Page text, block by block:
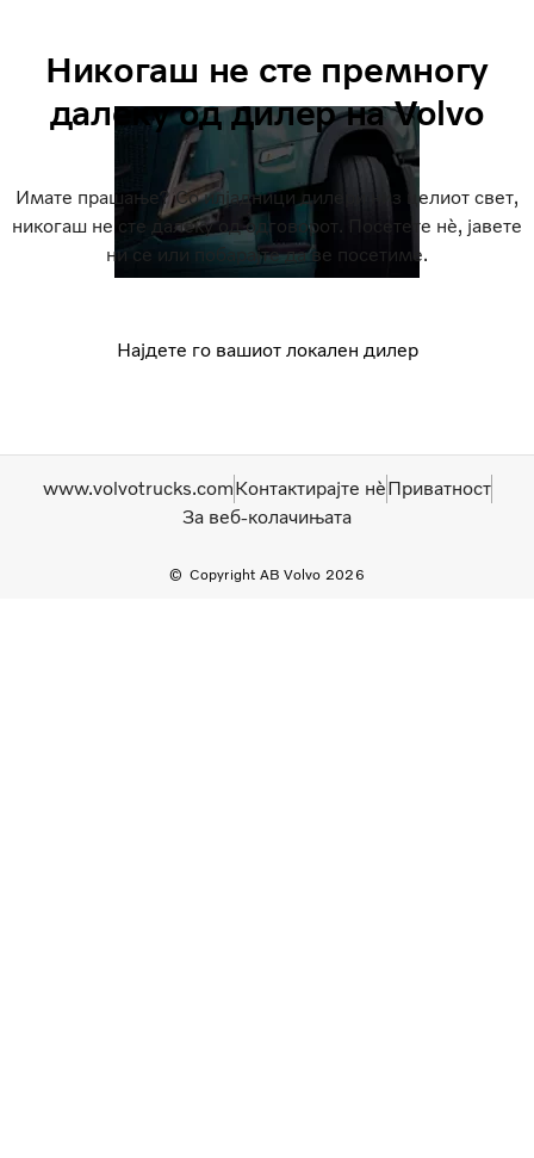
Никогаш не сте премногу
далеку од дилер на Volvo
Имате прашање? Со илјадници дилери низ целиот свет,
никогаш не сте далеку од одговорот. Посетете нè, јавете
ни се или побарајте да ве посетиме.
Најдете го вашиот локален дилер
Copyright AB Volvo 2026
www.volvotrucks.comКонтактирајте нѐПриватност
За веб-колачињата